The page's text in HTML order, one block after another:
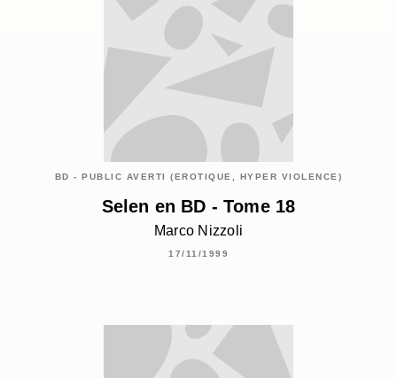
BD - PUBLIC AVERTI (EROTIQUE, HYPER VIOLENCE)
Selen en BD - Tome 18
Marco Nizzoli
17/11/1999